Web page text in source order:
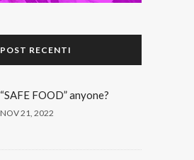
POST RECENTI
“SAFE FOOD” anyone?
NOV 21, 2022